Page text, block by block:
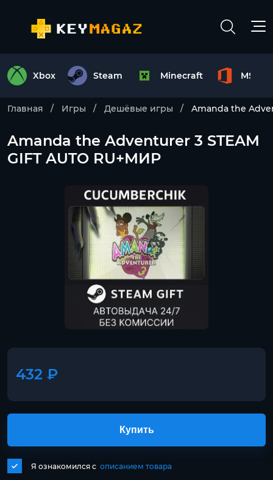
Xbox Steam Minecraft MS
Главная Игры Дешёвые игры Amanda the
Amanda the Adventurer 3 STEAM
GIFT AUTO RU+МИР
432 ₽
Я ознакомился с описанием товара
Купить